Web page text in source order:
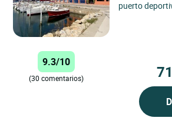
puerto
9.3/10
(30 comentarios)